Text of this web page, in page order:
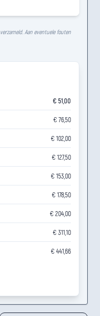
Aan eventuele fouten
€ 51,00
€ 76,50
€ 102,00
€ 127,50
€ 153,00
€ 178,50
€ 204,00
€ 311,10
€ 441,66